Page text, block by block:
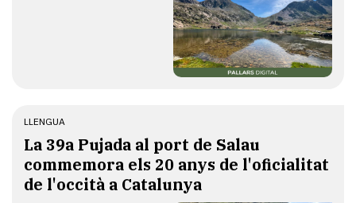
LLENGUA
​La 39a Pujada al port de Salau
commemora els 20 anys de l'oficialitat
de l'occità a Catalunya